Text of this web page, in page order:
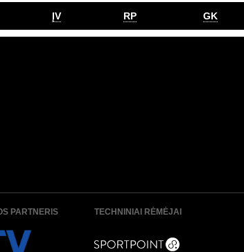
ĮV RP GK
PARTNERIS TECHNINIAI RĖMĖJAI